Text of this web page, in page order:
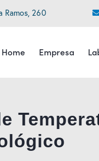
Ramos, 260
Home Empresa